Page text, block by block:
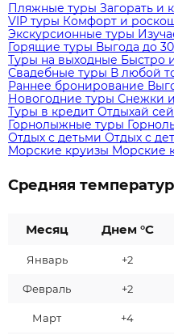
Пляжные туры Загорать и
VIP туры Комфорт и
Экскурсионные туры
Горящие туры Выгода до
Туры на выходные Быстро
Свадебные туры В любой
Раннее бронирование
Новогодние туры Снежки
Туры в кредит Отдыхай
Горнолыжные туры
Отдых с детьми Отдых с
Морские круизы Морские
Средняя
Месяц Днем °C
Январь +2
Февраль +2
Март +4